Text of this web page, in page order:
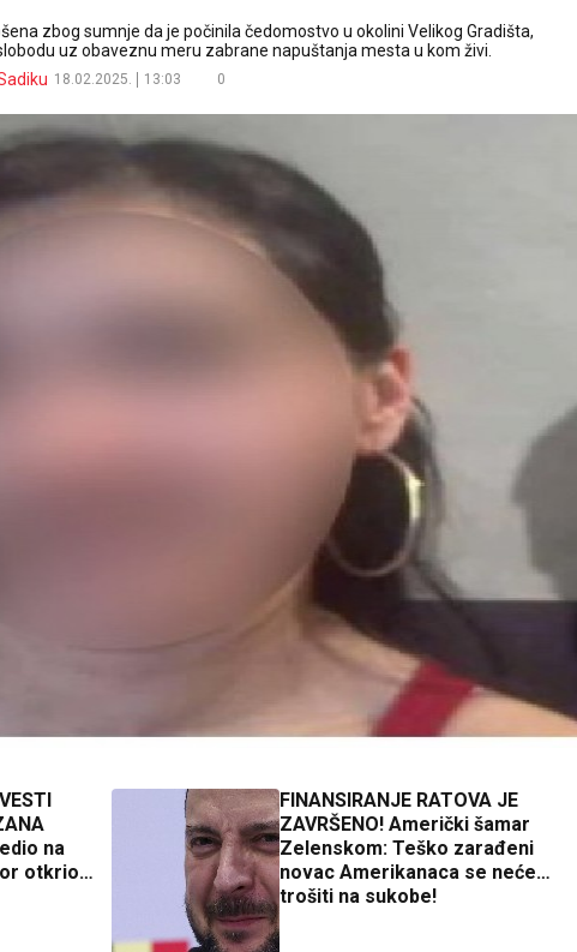
zbog sumnje da je počinila čedomostvo u okolini Velikog Gradišta,
uz obaveznu meru zabrane napuštanja mesta u kom živi.
18.02.2025. 13:03 0
na
otkrio
FINANSIRANJE RATOVA JE
ZAVRŠENO! Američki šamar
Zelenskom: Teško zarađeni
novac Amerikanaca se neće
trošiti na sukobe!